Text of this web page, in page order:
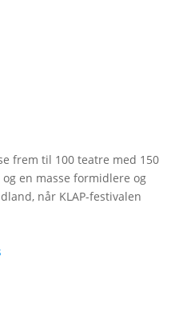
frem til 100 teatre med 150
en masse formidlere og
når KLAP-festivalen